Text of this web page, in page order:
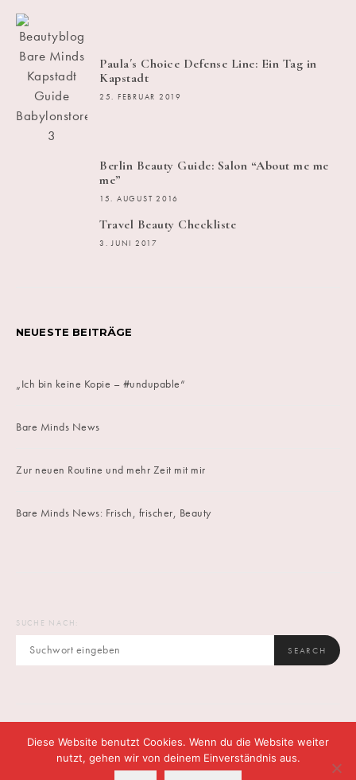
Paula´s Choice Defense Line: Ein Tag in
Kapstadt
25. FEBRUAR 2019
Berlin Beauty Guide: Salon “About me me
me”
15. AUGUST 2016
Travel Beauty Checkliste
3. JUNI 2017
NEUESTE BEITRÄGE
„Ich bin keine Kopie – #undupable“
Bare Minds News
Zur neuen Routine und mehr Zeit mit mir
Bare Minds News: Frisch, frischer, Beauty
SUCHE NACH:
SEARCH
DATENSCHUTZ CONTACT
Diese Website benutzt Cookies. Wenn du die Website weiter
nutzt, gehen wir von deinem Einverständnis aus.